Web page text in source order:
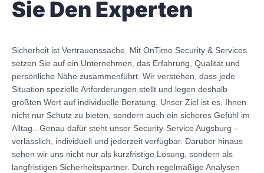
Sie Den Experten
Sicherheit ist Vertrauenssache. Mit OnTime Security & Services
setzen Sie auf ein Unternehmen, das Erfahrung, Qualität und
persönliche Nähe zusammenführt. Wir verstehen, dass jede
Situation spezielle Anforderungen stellt und legen deshalb
größten Wert auf individuelle Beratung. Unser Ziel ist es, Ihnen
nicht nur Schutz zu bieten, sondern auch ein sicheres Gefühl im
Alltag.. Genau dafür steht unser Security-Service Augsburg –
verlässlich, individuell und jederzeit verfügbar. Darüber hinaus
sehen wir uns nicht nur als kurzfristige Lösung, sondern als
langfristigen Sicherheitspartner. Durch regelmäßige Analysen